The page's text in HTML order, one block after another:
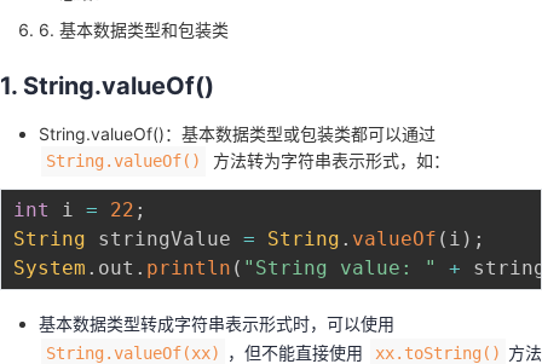
播
活
的
注
开
者
学
的
Programs
我
的
支
6. 基本数据类型和包装类
1. String.valueOf()
String.valueOf()：基本数据类型或包装类都可以通过
String.valueOf() 方法转为字符串表示形式，如：
int i = 22 ;
String stringValue = String . valueOf ( i ) ;
System . out . println ( "String value: " +
基本数据类型转成字符串表示形式时，可以使用
String.valueOf(xx) ，但不能直接使用 xx.toString() 方法